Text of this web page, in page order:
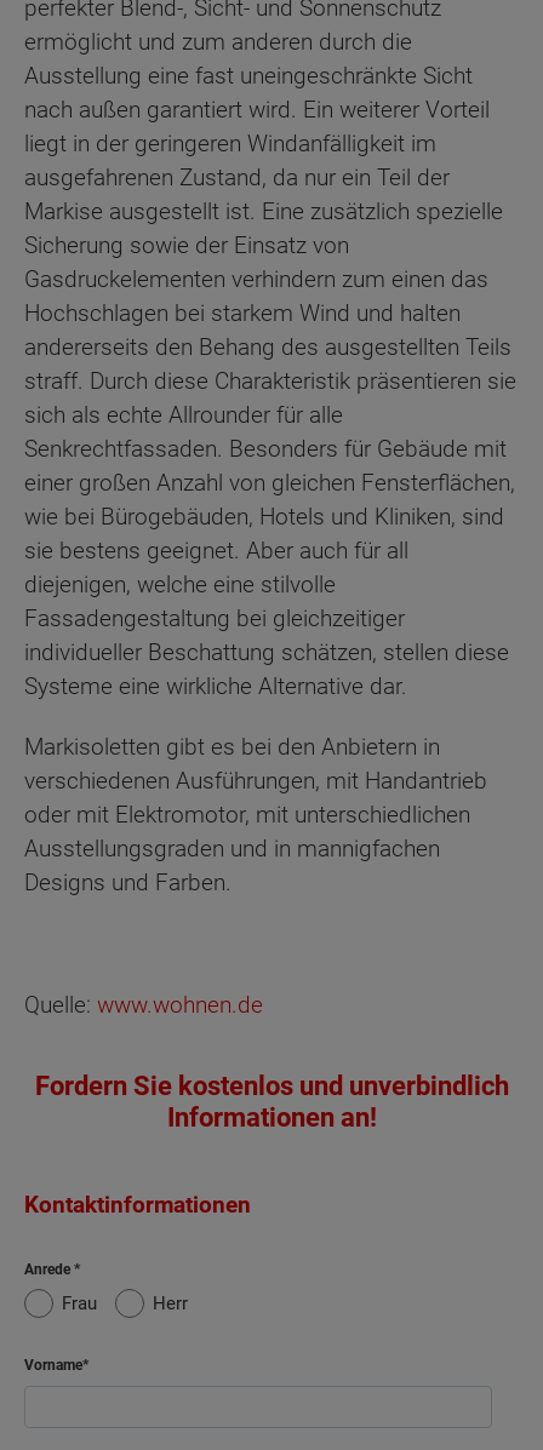
perfekter Blend-, Sicht- und Sonnenschutz
ermöglicht und zum anderen durch die
Ausstellung eine fast uneingeschränkte Sicht
nach außen garantiert wird. Ein weiterer Vorteil
liegt in der geringeren Windanfälligkeit im
ausgefahrenen Zustand, da nur ein Teil der
Markise ausgestellt ist. Eine zusätzlich spezielle
Sicherung sowie der Einsatz von
Gasdruckelementen verhindern zum einen das
Hochschlagen bei starkem Wind und halten
andererseits den Behang des ausgestellten Teils
straff. Durch diese Charakteristik präsentieren sie
sich als echte Allrounder für alle
Senkrechtfassaden. Besonders für Gebäude mit
einer großen Anzahl von gleichen Fensterflächen,
wie bei Bürogebäuden, Hotels und Kliniken, sind
sie bestens geeignet. Aber auch für all
diejenigen, welche eine stilvolle
Fassadengestaltung bei gleichzeitiger
individueller Beschattung schätzen, stellen diese
Systeme eine wirkliche Alternative dar.
Markisoletten gibt es bei den Anbietern in
verschiedenen Ausführungen, mit Handantrieb
oder mit Elektromotor, mit unterschiedlichen
Ausstellungsgraden und in mannigfachen
Designs und Farben.
Quelle: www.wohnen.de
Fordern Sie kostenlos und unverbindlich
Informationen an!
Kontaktinformationen
Anrede
Frau Herr
Vorname